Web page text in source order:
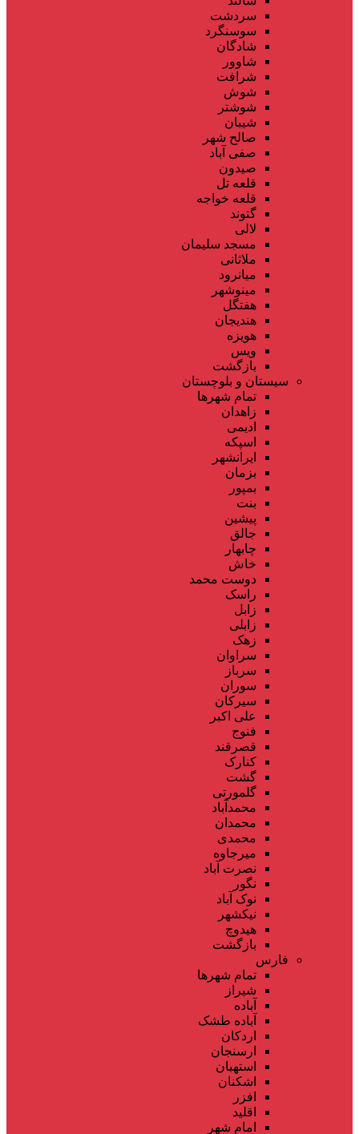
سردشت
سوسنگرد
شادگان
شاوور
شرافت
شوش
شوشتر
شیبان
صالح شهر
صفی آباد
صیدون
قلعه تل
قلعه خواجه
گتوند
لالی
مسجد سلیمان
ملاثانی
میانرود
مینوشهر
هفتگل
هندیجان
هویزه
ویس
بازگشت
سیستان و بلوچستان
تمام شهر‌ها
زاهدان
ادیمی
اسپکه
ایرانشهر
بزمان
بمپور
بنت
پیشین
جالق
چابهار
خاش
دوست محمد
راسک
زابل
زابلی
زهک
سراوان
سرباز
سوران
سیرکان
علی اکبر
فنوج
قصرقند
کنارک
گشت
گلمورتی
محمدآباد
محمدان
محمدی
میرجاوه
نصرت آباد
نگور
نوک آباد
نیکشهر
هیدوچ
بازگشت
فارس
تمام شهر‌ها
شیراز
آباده
آباده طشک
اردکان
ارسنجان
استهبان
اشکنان
افزر
اقلید
امام شهر